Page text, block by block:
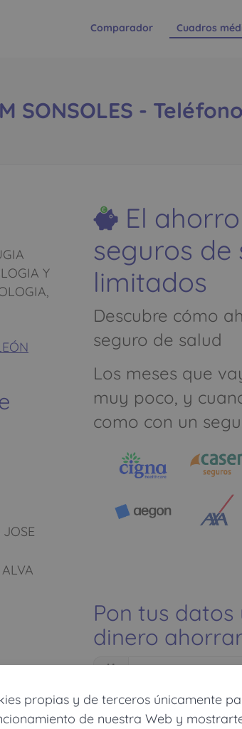
propias y de terceros únicamente
de nuestra Web y
Comparador Cuadros
SONSOLES -
Y
El
seguros
limitados
Descubre cómo
seguro de salud
Los meses que
muy poco, y
como con un
Pon tus
dinero